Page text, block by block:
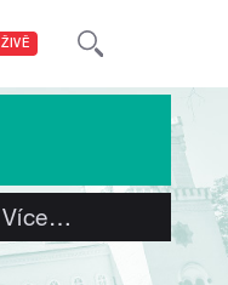
ŽIVĚ
Více…